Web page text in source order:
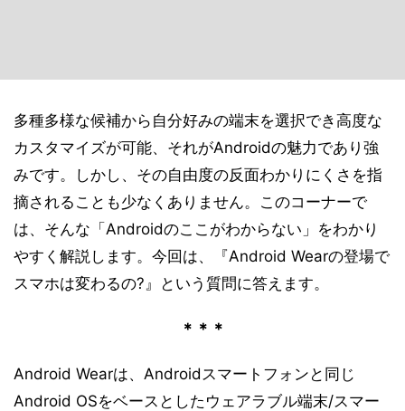
多種多様な候補から自分好みの端末を選択でき高度な
カスタマイズが可能、それがAndroidの魅力であり強
みです。しかし、その自由度の反面わかりにくさを指
摘されることも少なくありません。このコーナーで
は、そんな「Androidのここがわからない」をわかり
やすく解説します。今回は、『Android Wearの登場で
スマホは変わるの?』という質問に答えます。
＊＊＊
Android Wearは、Androidスマートフォンと同じ
Android OSをベースとしたウェアラブル端末/スマー